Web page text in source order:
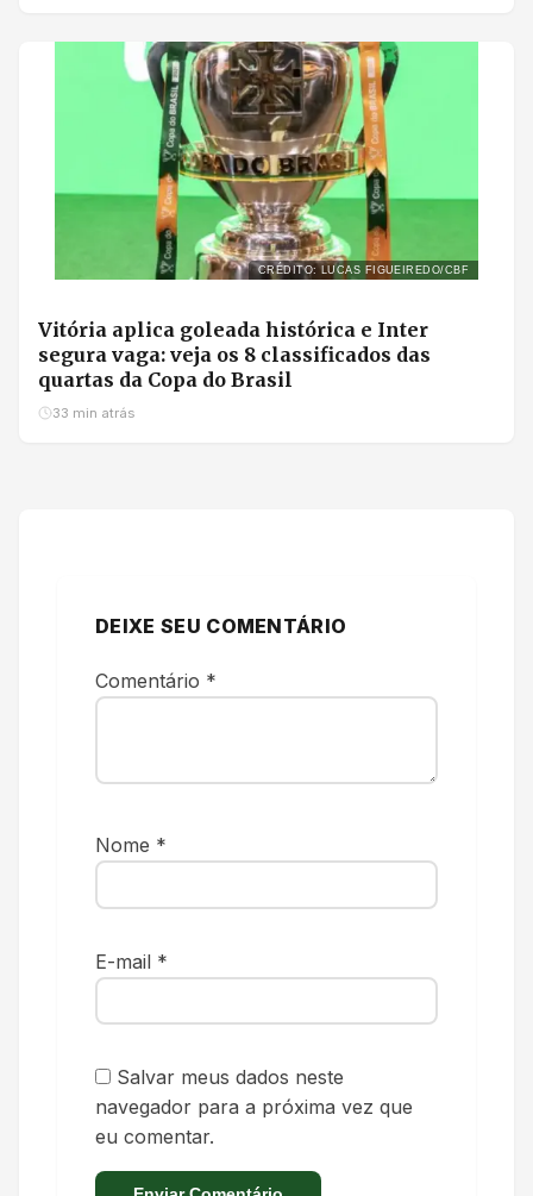
CRÉDITO: LUCAS FIGUEIREDO/CBF
Vitória aplica goleada histórica e Inter
segura vaga: veja os 8 classificados das
quartas da Copa do Brasil
33 min atrás
DEIXE SEU COMENTÁRIO
Comentário *
Nome *
E-mail *
Salvar meus dados neste
navegador para a próxima vez que
eu comentar.